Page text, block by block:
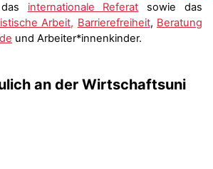
internationale Referat sowie das
Arbeit, Barrierefreiheit, Beratung
und Arbeiter*innenkinder.
an der Wirtschaftsuni